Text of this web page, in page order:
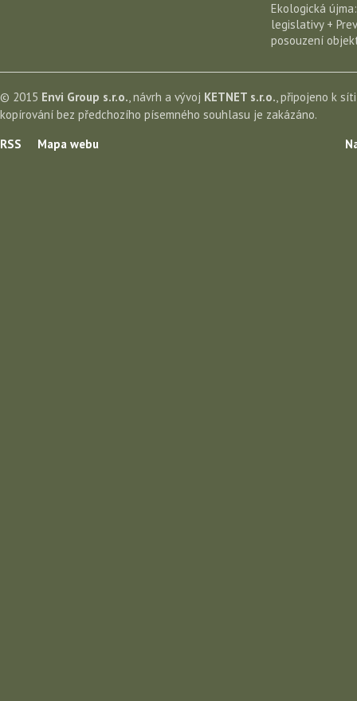
Ekologická
legislativy +
posouzení
© 2015 Envi Group s.r.o., návrh a vývoj KETNET s.r.o., připojeno k
kopírování bez předchozího písemného souhlasu je zakázáno.
RSS
Mapa webu